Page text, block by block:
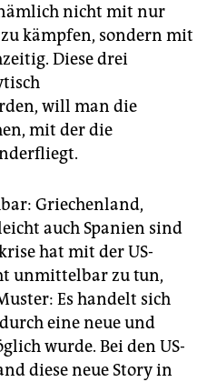
nicht mit nur
kämpfen, sondern mit
Diese drei
will man die
mit der die
Griechenland,
auch Spanien sind
hat mit der US-
unmittelbar zu tun,
Es handelt sich
eine neue und
wurde. Bei den US-
diese neue Story in